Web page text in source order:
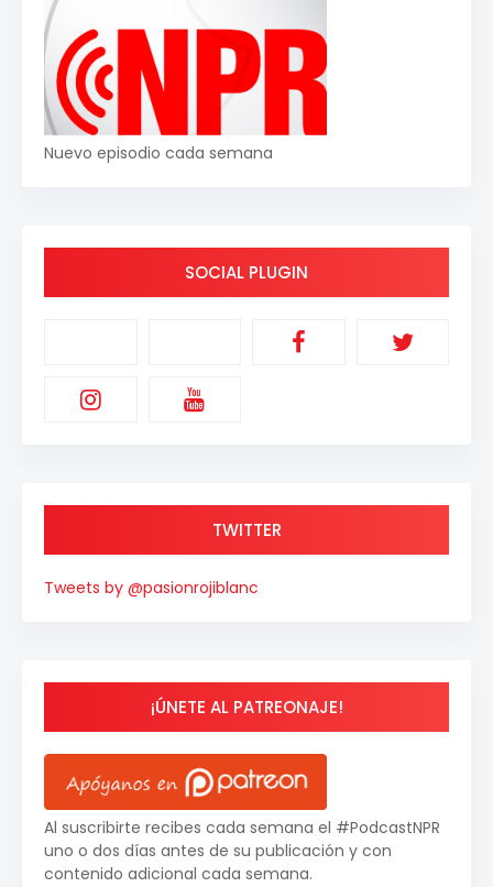
Nuevo episodio cada semana
SOCIAL PLUGIN
TWITTER
Tweets by @pasionrojiblanc
¡ÚNETE AL PATREONAJE!
Al suscribirte recibes cada semana el #PodcastNPR
uno o dos días antes de su publicación y con
contenido adicional cada semana.